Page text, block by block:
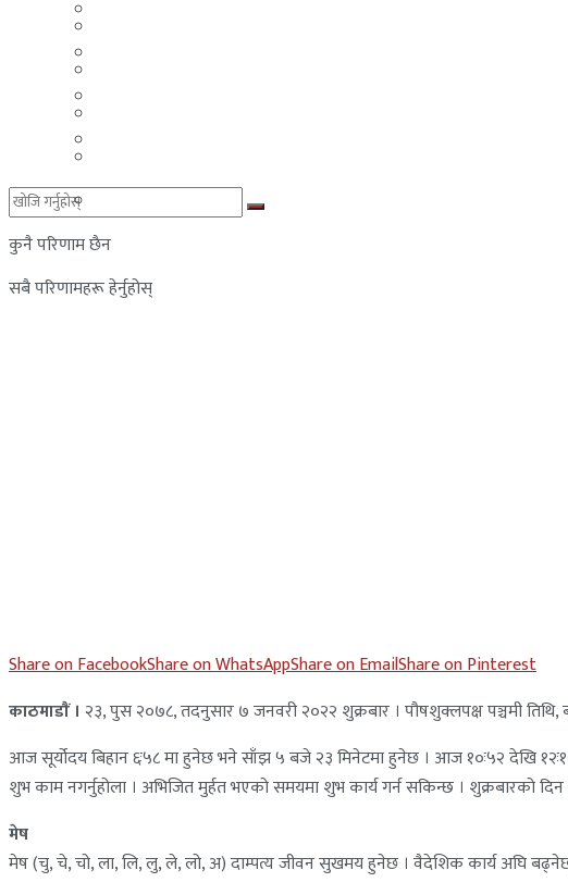
कुनै परिणाम छैन
सबै परिणामहरू हेर्नुहोस्
Share on FacebookShare on WhatsAppShare on EmailShare on Pinterest
काठमाडाैं । २३, पुस २०७८, तदनुसार ७ जनवरी २०२२ शुक्रबार । पौषशुक्लपक्ष पञ्चमी तिथि,
आज सूर्योदय बिहान ६ः५८ मा हुनेछ भने साँझ ५ बजे २३ मिनेटमा हुनेछ । आज १०ः५२ देखि
शुभ काम नगर्नुहोला । अभिजित मुर्हत भएको समयमा शुभ कार्य गर्न सकिन्छ । शुक्रबारको दिन
मेष
मेष (चु, चे, चो, ला, लि, लु, ले, लो, अ) दाम्पत्य जीवन सुखमय हुनेछ । वैदेशिक कार्य अघि बढ्नेछ,